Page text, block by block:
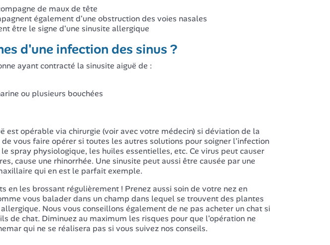
de maux de tête
également d'une obstruction des voies nasales
être le signe d'une sinusite allergique
d'une infection des sinus ?
ayant contracté la sinusite aiguë de :
ou plusieurs bouchées
est opérable via chirurgie (voir avec votre médecin) si déviation de la
vous faire opérer si toutes les autres solutions pour soigner l'infection
spray physiologique, les huiles essentielles, etc. Ce virus peut causer
cause une rhinorrhée. Une sinusite peut aussi être causée par une
qui en est le parfait exemple.
en les brossant régulièrement ! Prenez aussi soin de votre nez en
vous balader dans un champ dans lequel se trouvent des plantes
Nous vous conseillons également de ne pas acheter un chat si
de chat. Diminuez au maximum les risques pour que l'opération ne
qui ne se réalisera pas si vous suivez nos conseils.